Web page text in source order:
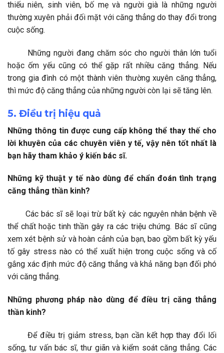
thiếu niên, sinh viên, bố mẹ và người già là những người
thường xuyên phải đối mặt với căng thẳng do thay đổi trong
cuộc sống.
Những người đang chăm sóc cho người thân lớn tuổi
hoặc ốm yếu cũng có thể gặp rất nhiều căng thẳng. Nếu
trong gia đình có một thành viên thường xuyên căng thẳng,
thì mức độ căng thẳng của những người còn lại sẽ tăng lên.
5. Điều trị hiệu quả
Những thông tin được cung cấp không thể thay thế cho
lời khuyên của các chuyên viên y tế, vậy nên tốt nhất là
bạn hãy tham khảo ý kiến bác sĩ.
Những kỹ thuật y tế nào dùng để chẩn đoán tình trạng
căng thẳng thần kinh?
Các bác sĩ sẽ loại trừ bất kỳ các nguyên nhân bệnh về
thể chất hoặc tinh thần gây ra các triệu chứng. Bác sĩ cũng
xem xét bệnh sử và hoàn cảnh của bạn, bao gồm bất kỳ yếu
tố gây stress nào có thể xuất hiện trong cuộc sống và cố
gắng xác định mức độ căng thẳng và khả năng bạn đối phó
với căng thẳng.
Những phương pháp nào dùng để điều trị căng thẳng
thần kinh?
Để điều trị giảm stress, bạn cần kết hợp thay đổi lối
sống, tư vấn bác sĩ, thư giãn và kiểm soát căng thẳng. Các